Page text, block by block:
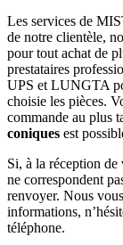
Les services de
de notre clientèle,
pour tout achat de
prestataires
UPS et LUNGTA
choisie les pièces.
commande au plus
coniques est
Si, à la réception de
ne correspondent
renvoyer. Nous
informations,
téléphone.